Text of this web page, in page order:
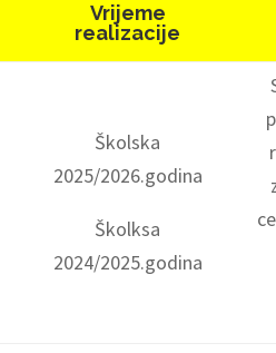
Vrijeme
realizacije
Školska
2025/2026.godina
Školksa
2024/2025.godina